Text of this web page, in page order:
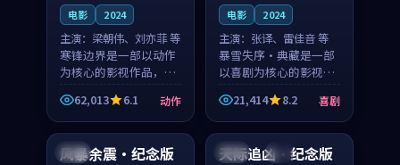
电影 2024
主演： 梁朝伟、刘亦菲 等
寒锋边界是一部以动作
为核心的影视作品，围
绕危机、反转与人物成
长展开，整体节奏紧
凑，值得推荐观看。
62,013 6.1 动作
电影 2024
主演： 张译、雷佳音 等
暴雪失序·典藏是一部
以喜剧为核心的影视作
品，围绕危机、反转与
人物成长展开，整体节
奏紧凑，值得推荐观
看。
21,414 8.2 喜剧
中国
风暴余震·纪念版 中国 4K
天际追凶·纪念版